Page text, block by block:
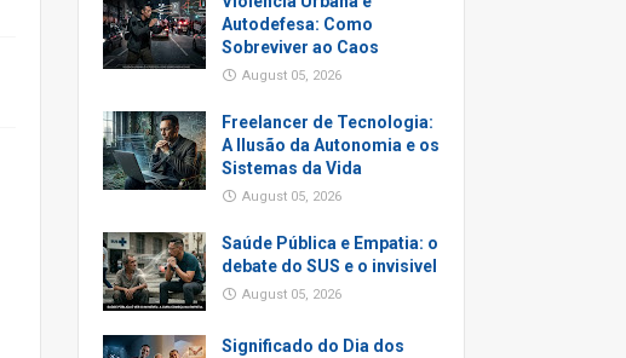
Autodefesa: Como
Sobreviver ao Caos
August 05, 2026
Freelancer de Tecnologia:
A Ilusão da Autonomia e os
Sistemas da Vida
August 05, 2026
Saúde Pública e Empatia: o
debate do SUS e o invisivel
August 05, 2026
Significado do Dia dos